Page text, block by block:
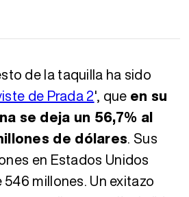
de la taquilla ha sido
de Prada 2', que en su
se deja un 56,7% al
de dólares. Sus
en Estados Unidos
millones. Un exitazo